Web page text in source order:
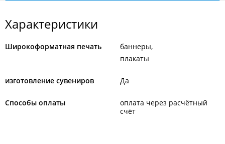
Характеристики
Широкоформатная печать
баннеры
плакаты
изготовление сувениров Да
Способы оплаты
оплата через расчётный
счёт